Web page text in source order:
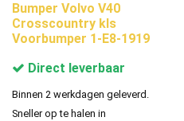
Bumper Volvo V40
Crosscountry kls
Voorbumper 1-E8-1919
Direct leverbaar
Binnen 2 werkdagen geleverd.
Sneller op te halen in